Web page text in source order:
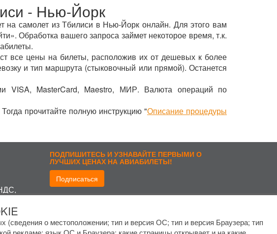
- Нью-Йорк
на самолет из Тбилиси в Нью-Йорк онлайн. Для этого вам
Обработка вашего запроса займет некоторое время, т.к.
все цены на билеты, расположив их от дешевых к более
и тип маршрута (стыковочный или прямой). Останется
VISA, MasterCard, Maestro, МИР. Валюта операций по
прочитайте полную инструкцию "Описание процедуры
и
ПОДПИШИТЕСЬ И УЗНАВАЙТЕ ПЕРВЫМИ О
ЛУЧШИХ ЦЕНАХ НА АВИАБИЛЕТЫ!
Подписаться
о местоположении; тип и версия ОС; тип и версия Браузера; тип